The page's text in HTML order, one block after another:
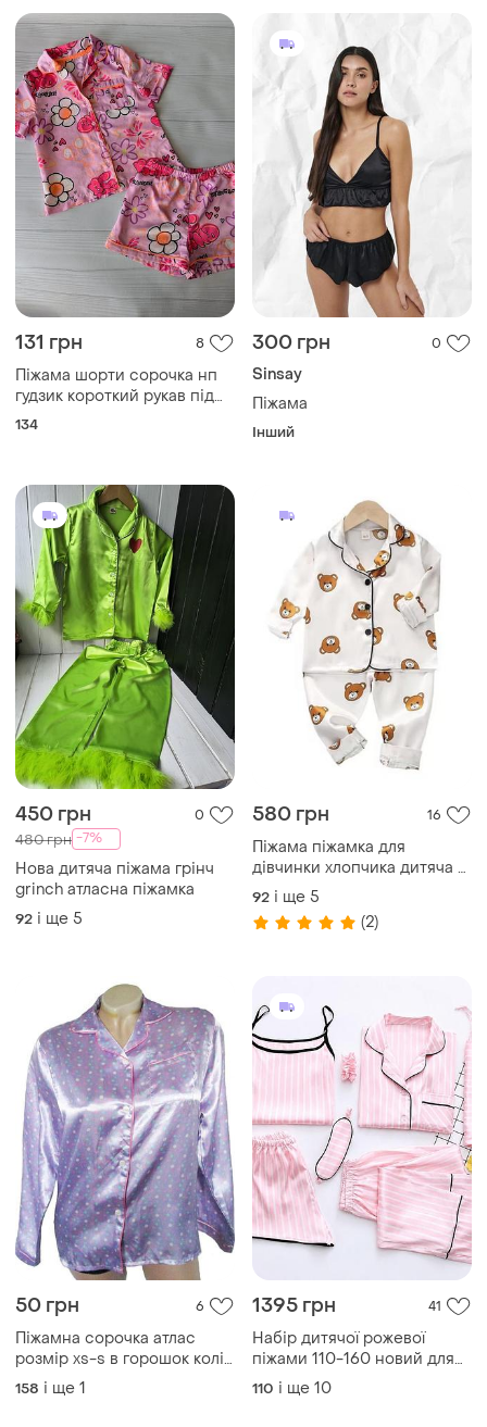
131 грн 8
Піжама шорти сорочка нп
гудзик короткий рукав під
атлас 9р
134
300 грн 0
Sinsay
Піжама
Інший
450 грн 0
480 грн -7%
Нова дитяча піжама грінч
grinch атласна піжамка
92 і ще 5
580 грн 16
Піжама піжамка для
дівчинки хлопчика дитяча з
ведмедиками атласна
92 і ще 5
(2)
50 грн 6
Піжамна сорочка атлас
розмір xs-s в горошок колір
бузковий піжама б/у
158 і ще 1
1395 грн 41
Набір дитячої рожевої
піжами 110-160 новий для
дівчинки
110 і ще 10